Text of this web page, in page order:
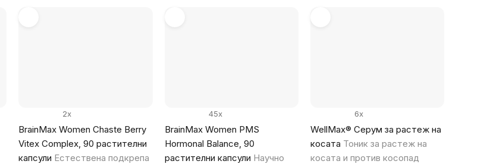
BrainMax Women Chaste Berry
Vitex Complex, 90 растителни
капсули Естествена подкрепа
2x
BrainMax Women PMS
Hormonal Balance, 90
растителни капсули Научно
45x
WellMax® Серум за растеж на
косата Тоник за растеж на
косата и против косопад
6x